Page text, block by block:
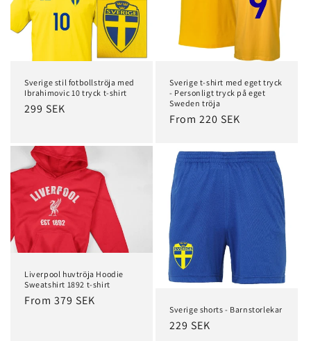
Sverige stil fotbollströja med
Ibrahimovic 10 tryck t-shirt
Regular
299 SEK
Sverige t-shirt med eget tryck
- Personligt tryck på eget
Sweden tröja
Regular
From 220 SEK
Liverpool huvtröja Hoodie
Sweatshirt 1892 t-shirt
Regular
From 379 SEK
Sverige shorts - Barnstorlekar
Regular
229 SEK